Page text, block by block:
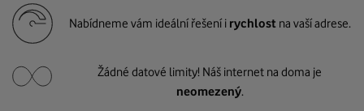
Nabídneme vám ideální řešení i rychlost na vaší adrese.
Žádné datové limity! Náš internet na doma je
neomezený.